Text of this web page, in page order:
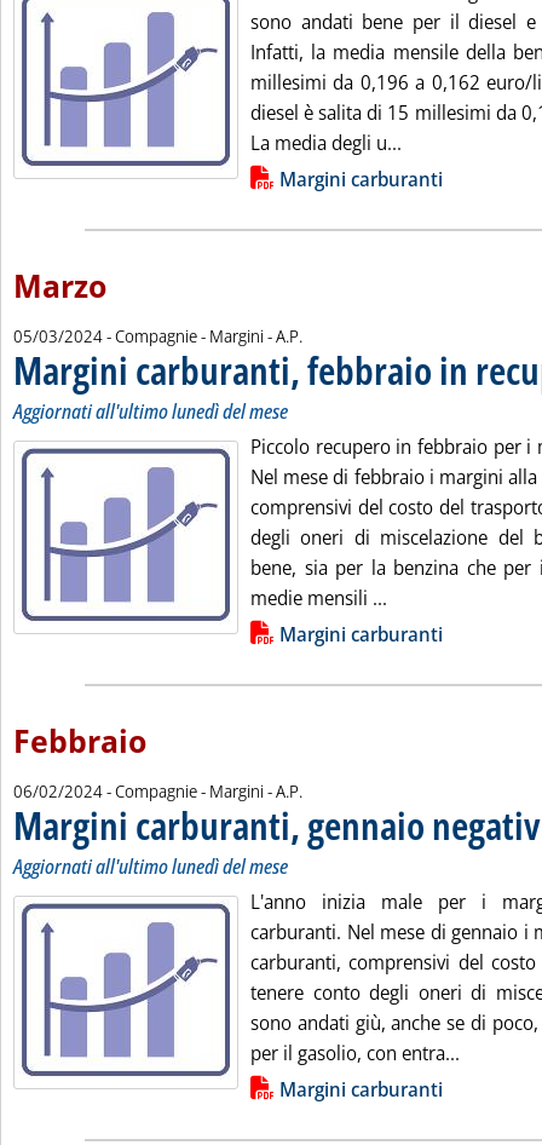
sono andati bene per il diesel
Infatti, la media mensile della
millesimi da 0,196 a 0,162 euro/
diesel è salita di 15 millesimi da
La media degli u...
Lista allegati PDF alla notiziaMargini carburanti
Marzo
05/03/2024- Compagnie - Margini -di:
A.P.
Margini carburanti, febbraio in
Aggiornati all'ultimo lunedì del mese
Piccolo recupero in febbraio per i
Nel mese di febbraio i margini
comprensivi del costo del
degli oneri di miscelazione del
bene, sia per la benzina che per
medie mensili ...
Lista allegati PDF alla notiziaMargini carburanti
Febbraio
06/02/2024- Compagnie - Margini -di:
A.P.
Margini carburanti, gennaio
Aggiornati all'ultimo lunedì del mese
L'anno inizia male per i
carburanti. Nel mese di gennaio i
carburanti, comprensivi del
tenere conto degli oneri di
sono andati giù, anche se di
per il gasolio, con entra...
Lista allegati PDF alla notiziaMargini carburanti